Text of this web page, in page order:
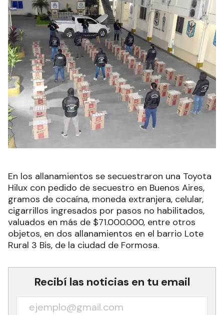
En los allanamientos se secuestraron una Toyota
Hilux con pedido de secuestro en Buenos Aires,
gramos de cocaína, moneda extranjera, celular,
cigarrillos ingresados por pasos no habilitados,
valuados en más de $71.000.000, entre otros
objetos, en dos allanamientos en el barrio Lote
Rural 3 Bis, de la ciudad de Formosa.
Recibí las noticias en tu email